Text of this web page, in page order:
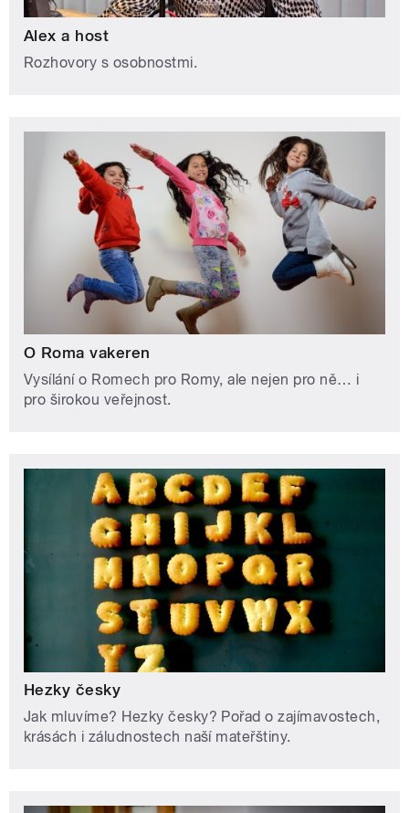
Alex a host
Rozhovory s osobnostmi.
O Roma vakeren
Vysílání o Romech pro Romy, ale nejen pro ně… i
pro širokou veřejnost.
Hezky česky
Jak mluvíme? Hezky česky? Pořad o zajímavostech,
krásách i záludnostech naší mateřštiny.